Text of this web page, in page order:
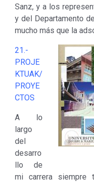
Sanz, y a los
y del Departamento
mucho más que la
21.-
PROJE
KTUAK/
PROYE
CTOS
A lo
largo
del
desarro
llo de
mi carrera siempre